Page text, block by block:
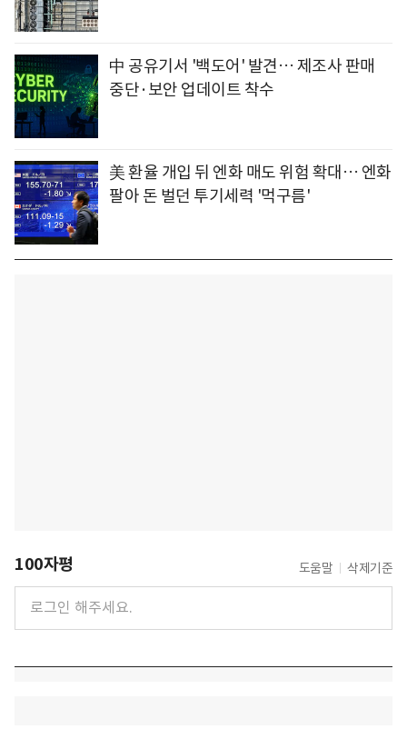
中 공유기서 '백도어' 발견… 제조사 판매
중단·보안 업데이트 착수
美 환율 개입 뒤 엔화 매도 위험 확대… 엔화
팔아 돈 벌던 투기세력 '먹구름'
100자평 도움말 삭제기준